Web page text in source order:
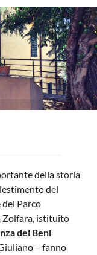
della storia
del
del Parco
Zolfara, istituito
dei Beni
– fanno